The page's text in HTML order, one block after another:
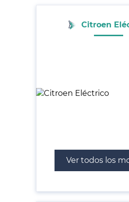
Citroen
Ver todos los